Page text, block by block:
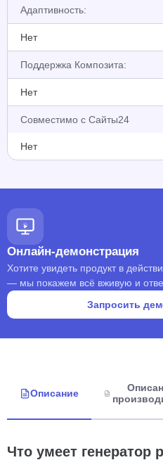
Адаптивность:
Нет
Поддержка Композита:
Нет
Совместимо с Сайты24
Нет
Онлайн-демонстрация
Хотите увидеть продукт в
— мы покажем всё вживую и
Запросить
Описание
Что умеет генератор